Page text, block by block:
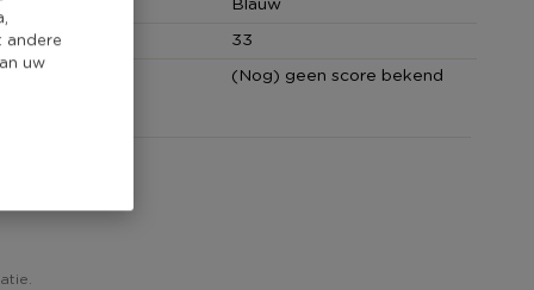
andere
uw
33
(Nog) geen score bekend